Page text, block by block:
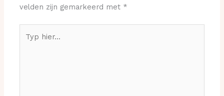
velden zijn gemarkeerd met *